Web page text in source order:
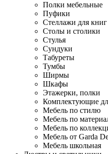
Полки мебельные
Пуфики
Стеллажи для книг
Столы и столики
Стулья
Сундуки
Табуреты
Тумбы
Ширмы
Шкафы
Этажерки, полки
Комплектующие
Мебель по стилю
Мебель по
Мебель по
Мебель от Garda
Мебель школьная